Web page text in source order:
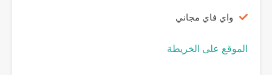
واي فاي مجاني
الموقع على الخريطة